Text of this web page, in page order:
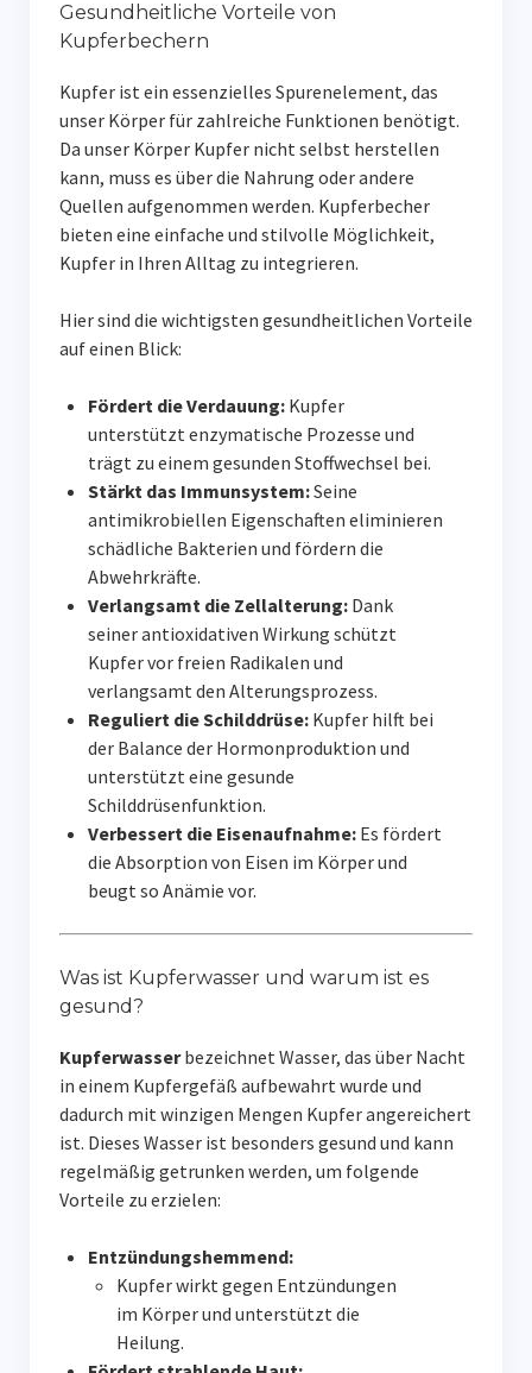
Gesundheitliche Vorteile von
Kupferbechern
Kupfer ist ein essenzielles Spurenelement, das
unser Körper für zahlreiche Funktionen benötigt.
Da unser Körper Kupfer nicht selbst herstellen
kann, muss es über die Nahrung oder andere
Quellen aufgenommen werden. Kupferbecher
bieten eine einfache und stilvolle Möglichkeit,
Kupfer in Ihren Alltag zu integrieren.
Hier sind die wichtigsten gesundheitlichen Vorteile
auf einen Blick:
Fördert die Verdauung: Kupfer
unterstützt enzymatische Prozesse und
trägt zu einem gesunden Stoffwechsel bei.
Stärkt das Immunsystem:Seine
antimikrobiellen Eigenschaften eliminieren
schädliche Bakterien und fördern die
Abwehrkräfte.
Verlangsamt die Zellalterung:Dank
seiner antioxidativen Wirkung schützt
Kupfer vor freien Radikalen und
verlangsamt den Alterungsprozess.
Reguliert die Schilddrüse:Kupfer hilft bei
der Balance der Hormonproduktion und
unterstützt eine gesunde
Schilddrüsenfunktion.
Verbessert die Eisenaufnahme:Es fördert
die Absorption von Eisen im Körper und
beugt so Anämie vor.
Was ist Kupferwasser und warum ist es
gesund?
Kupferwasserbezeichnet Wasser, das über Nacht
in einem Kupfergefäß aufbewahrt wurde und
dadurch mit winzigen Mengen Kupfer angereichert
ist. Dieses Wasser ist besonders gesund und kann
regelmäßig getrunken werden, um folgende
Vorteile zu erzielen:
Entzündungshemmend:
Kupfer wirkt gegen Entzündungen
im Körper und unterstützt die
Heilung.